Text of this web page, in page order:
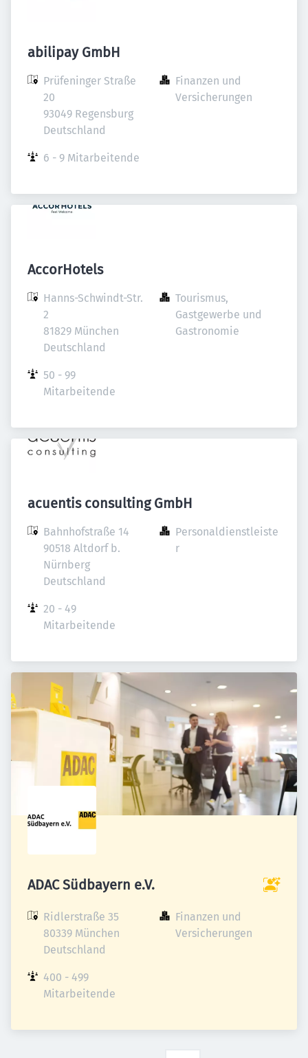
abilipay GmbH
Prüfeninger Straße
20
93049 Regensburg
Deutschland
Finanzen und
Versicherungen
6 - 9 Mitarbeitende
AccorHotels
Hanns-Schwindt-Str.
2
81829 München
Deutschland
Tourismus,
Gastgewerbe und
Gastronomie
50 - 99
Mitarbeitende
acuentis consulting GmbH
Bahnhofstraße 14
90518 Altdorf b.
Nürnberg
Deutschland
Personaldienstleiste
r
20 - 49
Mitarbeitende
ADAC Südbayern e.V.
Ridlerstraße 35
80339 München
Deutschland
Finanzen und
Versicherungen
400 - 499
Mitarbeitende